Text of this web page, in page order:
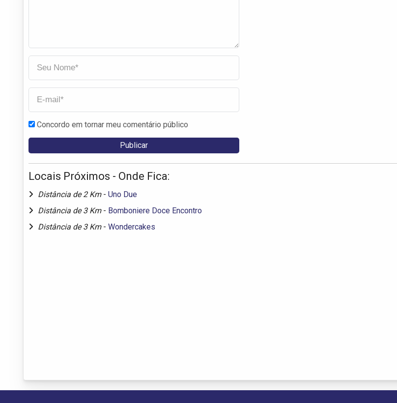
Concordo em tornar meu comentário público
Locais Próximos - Onde Fica:
Distância de 2 Km - Uno Due
Distância de 3 Km - Bomboniere Doce Encontro
Distância de 3 Km - Wondercakes